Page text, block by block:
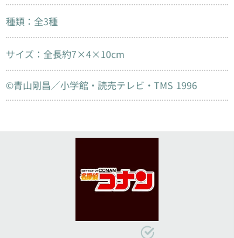
種類：全3種
サイズ：全長約7×4×10cm
©青山剛昌／小学館・読売テレビ・TMS 1996